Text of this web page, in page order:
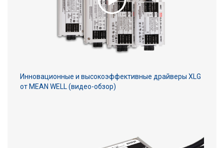
Инновационные и высокоэффективные драйверы XLG
от MEAN WELL (видео-обзор)